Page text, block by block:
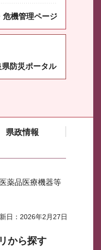
危機管理ページ
県防災ポータル
県政情報
薬品医療機器等
日：2026年2月27日
から探す